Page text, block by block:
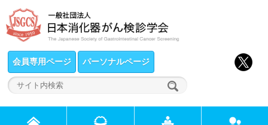
会員専用ページ パーソナルページ